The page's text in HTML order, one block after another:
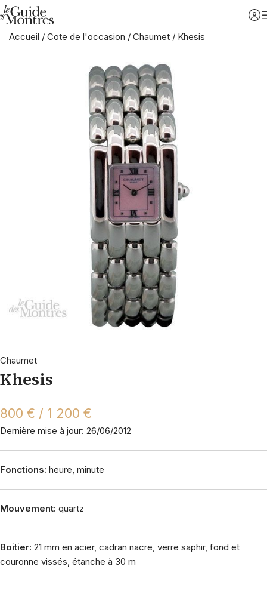
Accueil / Cote de l'occasion / Chaumet / Khesis
Chaumet
Khesis
800 € / 1 200 €
Dernière mise à jour: 26/06/2012
Fonctions: heure, minute
Mouvement: quartz
Boitier: 21 mm en acier, cadran nacre, verre saphir, fond et
couronne vissés, étanche à 30 m